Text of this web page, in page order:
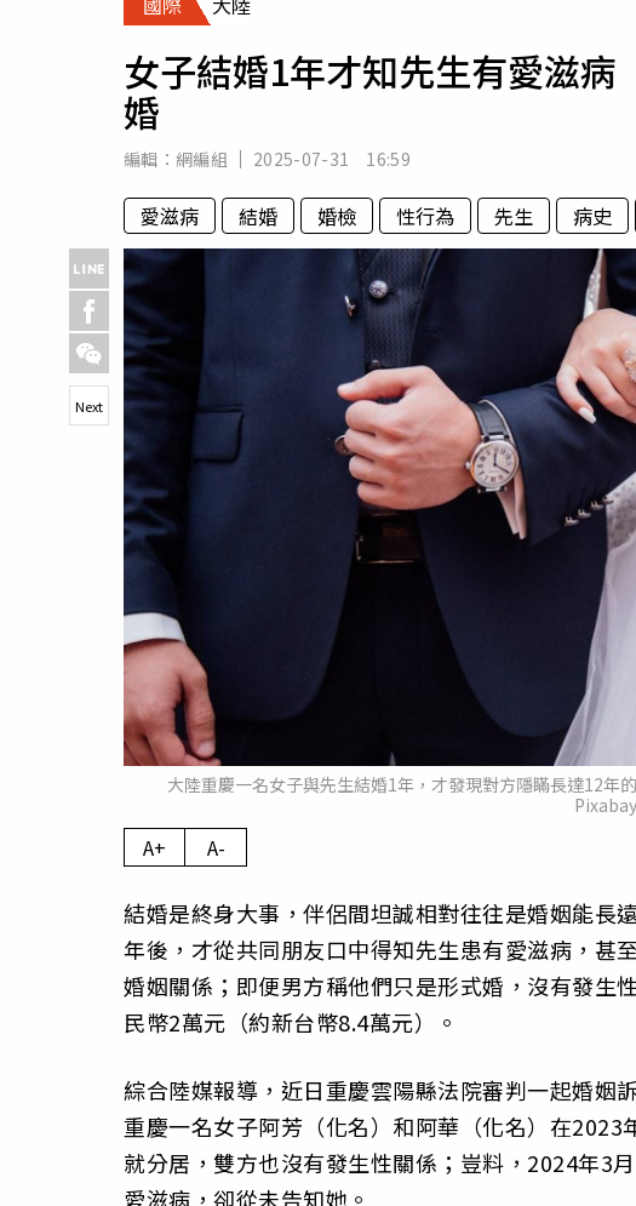
專欄
女子結婚1年才知先生有愛滋
婚
編輯： 網編組 2025-07-31 16:59
愛滋病 結婚 婚檢 性行為 先生 病史
大陸重慶一名女子與先生結婚1年，才發現對方隱瞞長達12年
Pixabay
Next
A+ A-
結婚是終身大事，伴侶間坦誠相對往往是婚姻能長
年後，才從共同朋友口中得知先生患有愛滋病，甚
婚姻關係；即便男方稱他們只是形式婚，沒有發生
民幣2萬元（約新台幣8.4萬元）。
綜合陸媒報導，近日重慶雲陽縣法院審判一起婚姻
重慶一名女子阿芳（化名）和阿華（化名）在
就分居，雙方也沒有發生性關係；豈料，2024年3
愛滋病，卻從未告知她。